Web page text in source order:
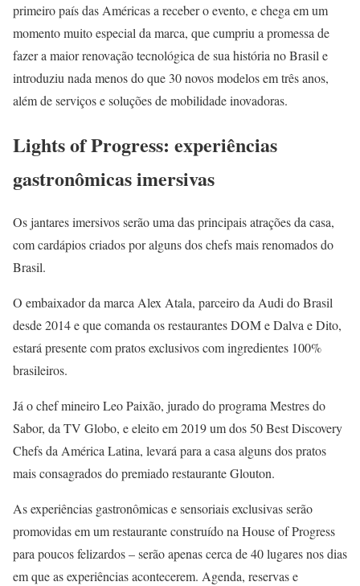
primeiro país das Américas a receber o evento, e chega em um
momento muito especial da marca, que cumpriu a promessa de
fazer a maior renovação tecnológica de sua história no Brasil e
introduziu nada menos do que 30 novos modelos em três anos,
além de serviços e soluções de mobilidade inovadoras.
Lights of Progress: experiências
gastronômicas imersivas
Os jantares imersivos serão uma das principais atrações da casa,
com cardápios criados por alguns dos chefs mais renomados do
Brasil.
O embaixador da marca Alex Atala, parceiro da Audi do Brasil
desde 2014 e que comanda os restaurantes DOM e Dalva e Dito,
estará presente com pratos exclusivos com ingredientes 100%
brasileiros.
Já o chef mineiro Leo Paixão, jurado do programa Mestres do
Sabor, da TV Globo, e eleito em 2019 um dos 50 Best Discovery
Chefs da América Latina, levará para a casa alguns dos pratos
mais consagrados do premiado restaurante Glouton.
As experiências gastronômicas e sensoriais exclusivas serão
promovidas em um restaurante construído na House of Progress
para poucos felizardos – serão apenas cerca de 40 lugares nos dias
em que as experiências acontecerem. Agenda, reservas e